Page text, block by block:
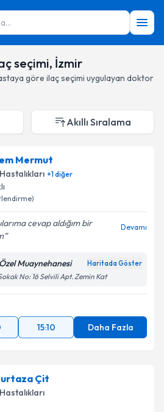
seçimi, İzmir
göre ilaç seçimi uygulayan doktor
Akıllı Sıralama
Mermut
+1diğer
cevap aldığım bir
Devamı
Muaynehanesi Haritada Göster
No: 16 Selvili Apt. Zemin Kat
15:10 Daha Fazla
Çit